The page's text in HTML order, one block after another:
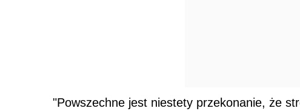
"Powszechne jest niestety przekonanie, że